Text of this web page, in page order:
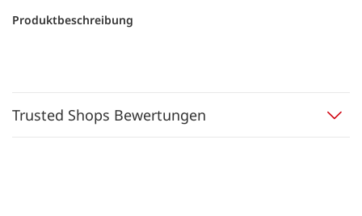
Produktbeschreibung
Trusted Shops Bewertungen